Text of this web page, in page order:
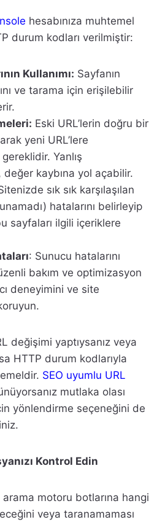
hesabınıza muhtemel
durum kodları verilmiştir:
Kullanımı: Sayfanın
ve tarama için erişilebilir
Eski URL’lerin doğru bir
yeni URL’lere
Yanlış
kaybına yol açabilir.
sık sık karşılaşılan
hatalarını belirleyip
sayfaları ilgili içeriklere
: Sunucu hatalarını
bakım ve optimizasyon
deneyimini ve site
değişimi yaptıysanız veya
HTTP durum kodlarıyla
SEO uyumlu URL
mutlaka olası
yönlendirme seçeneğini de
Kontrol Edin
arama motoru botlarına hangi
veya taranamaması